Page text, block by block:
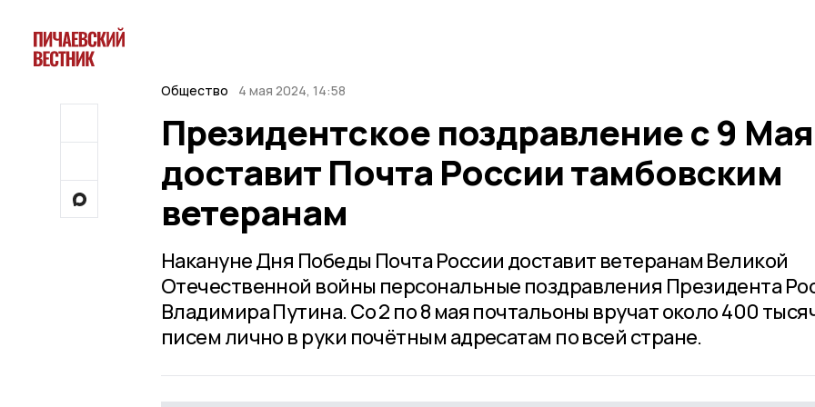
Общество 4 мая 2024, 14:58
Президентское поздравление с 9 Мая
доставит Почта России тамбовским
ветеранам
Накануне Дня Победы Почта России доставит ветеранам Великой
Отечественной войны персональные поздравления Президента
Владимира Путина. Со 2 по 8 мая почтальоны вручат около 400
писем лично в руки почётным адресатам по всей стране.